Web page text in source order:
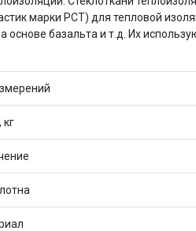
марки РСТ) для тепловой
базальта и т.д. Их
кг